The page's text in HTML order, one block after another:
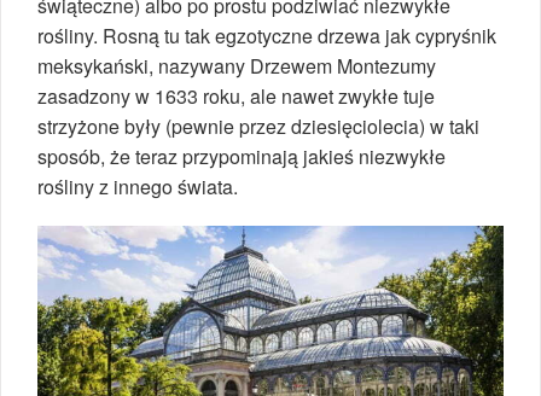
rośliny. Rosną tu tak egzotyczne drzewa jak cypryśnik
meksykański, nazywany Drzewem Montezumy
zasadzony w 1633 roku, ale nawet zwykłe tuje
strzyżone były (pewnie przez dziesięciolecia) w taki
sposób, że teraz przypominają jakieś niezwykłe
rośliny z innego świata.